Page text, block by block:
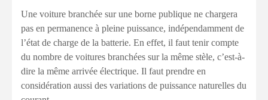
Une voiture branchée sur une borne publique ne chargera
pas en permanence à pleine puissance, indépendamment de
l’état de charge de la batterie. En effet, il faut tenir compte
du nombre de voitures branchées sur la même stèle, c’est-à-
dire la même arrivée électrique. Il faut prendre en
considération aussi des variations de puissance naturelles du